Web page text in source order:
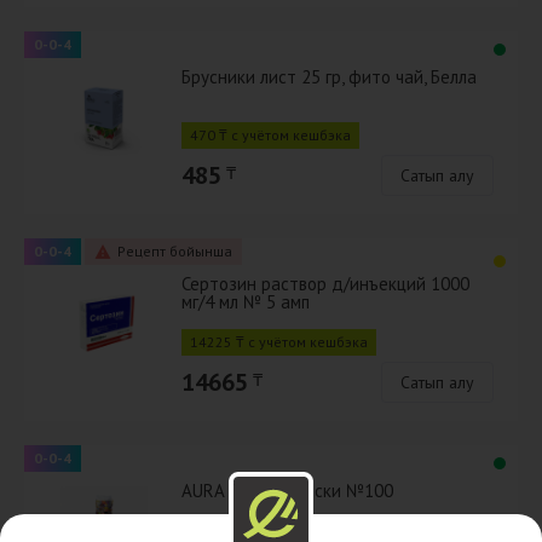
0-0-4
Брусники лист 25 гр, фито чай, Белла
470 ₸ с учётом кешбэка
485 ₸ Сатып алу
0-0-4 Рецепт бойынша
Сертозин раствор д/инъекций 1000
мг/4 мл № 5 амп
14225 ₸ с учётом кешбэка
14665 ₸ Сатып алу
0-0-4
AURA Ватные диски №100